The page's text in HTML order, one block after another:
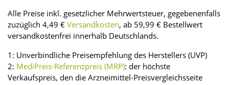
Alle Preise inkl. gesetzlicher Mehrwertsteuer, gegebenenfalls
zuzüglich 4,49 € Versandkosten, ab 59,99 € Bestellwert
versandkostenfrei innerhalb Deutschlands.
1: Unverbindliche Preisempfehlung des Herstellers (UVP)
2: MediPreis-Referenzpreis (MRP): der höchste
Verkaufspreis, den die Arzneimittel-Preisvergleichsseite